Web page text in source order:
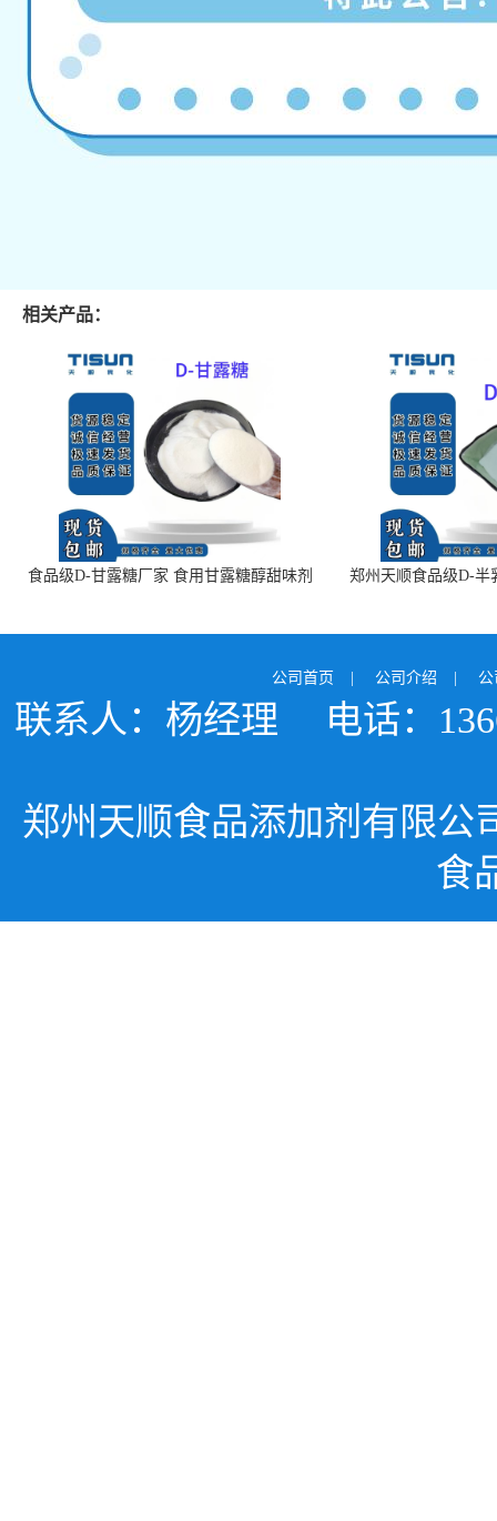
相关产品：
食品级D-甘露糖厂家 食用甘露糖醇甜味剂
郑州天顺食品级D-半
公司首页 | 公司介绍 |
联系人：杨经理 电话：
郑州天顺食品添加剂有限公
食